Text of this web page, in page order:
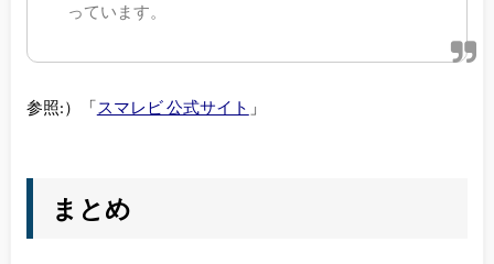
っています。
参照:）「 スマレビ 公式サイト 」
まとめ